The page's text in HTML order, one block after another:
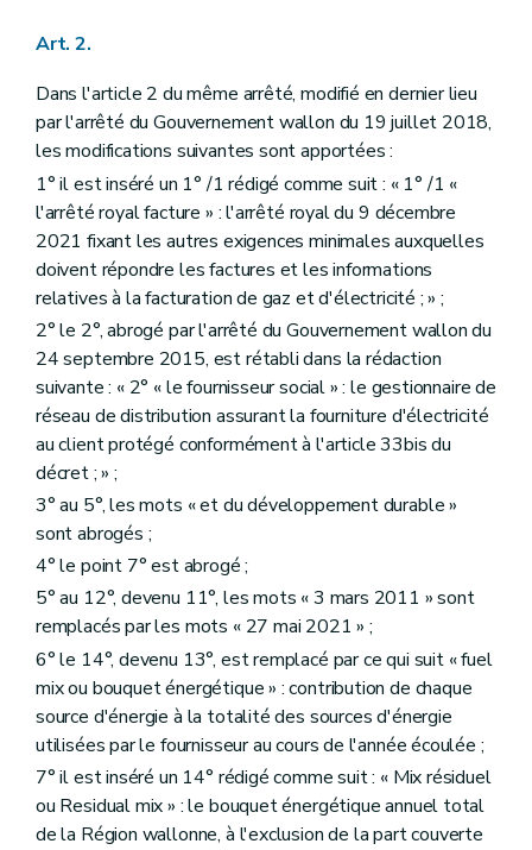
Art. 113
Art. 114
Annexe 2
Art. 2.
Dans l'article 2 du même arrêté, modifié en dernier lieu
par l'arrêté du Gouvernement wallon du 19 juillet 2018,
les modifications suivantes sont apportées :
1° il est inséré un 1° /1 rédigé comme suit : « 1° /1 «
l'arrêté royal facture » : l'arrêté royal du 9 décembre
2021 fixant les autres exigences minimales auxquelles
doivent répondre les factures et les informations
relatives à la facturation de gaz et d'électricité ; » ;
2° le 2°, abrogé par l'arrêté du Gouvernement wallon du
24 septembre 2015, est rétabli dans la rédaction
suivante : « 2° « le fournisseur social » : le gestionnaire de
réseau de distribution assurant la fourniture d'électricité
au client protégé conformément à l'article 33bis du
décret ; » ;
3° au 5°, les mots « et du développement durable »
sont abrogés ;
4° le point 7° est abrogé ;
5° au 12°, devenu 11°, les mots « 3 mars 2011 » sont
remplacés par les mots « 27 mai 2021 » ;
6° le 14°, devenu 13°, est remplacé par ce qui suit « fuel
mix ou bouquet énergétique » : contribution de chaque
source d'énergie à la totalité des sources d'énergie
utilisées par le fournisseur au cours de l'année écoulée ;
7° il est inséré un 14° rédigé comme suit : « Mix résiduel
ou Residual mix » : le bouquet énergétique annuel total
de la Région wallonne, à l'exclusion de la part couverte